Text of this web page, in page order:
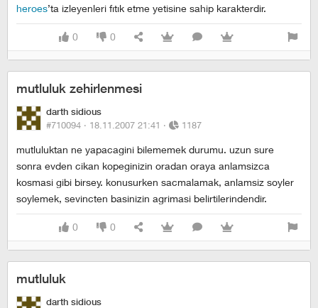
heroes’ta izleyenleri fıtık etme yetisine sahip karakterdir.
0 0
mutluluk zehirlenmesi
darth sidious
#710094 · 18.11.2007 21:41 · 1187
mutluluktan ne yapacagini bilememek durumu. uzun sure
sonra evden cikan kopeginizin oradan oraya anlamsizca
kosmasi gibi birsey. konusurken sacmalamak, anlamsiz soyler
soylemek, sevincten basinizin agrimasi belirtilerindendir.
0 0
mutluluk
darth sidious